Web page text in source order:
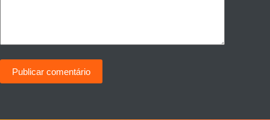
Publicar comentário